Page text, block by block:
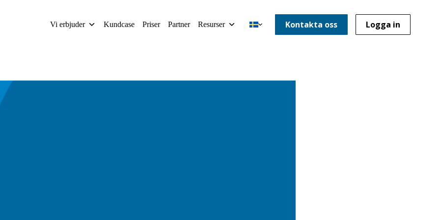
Vi erbjuder Kundcase Priser Partner Resurser Kontakta oss Logga in